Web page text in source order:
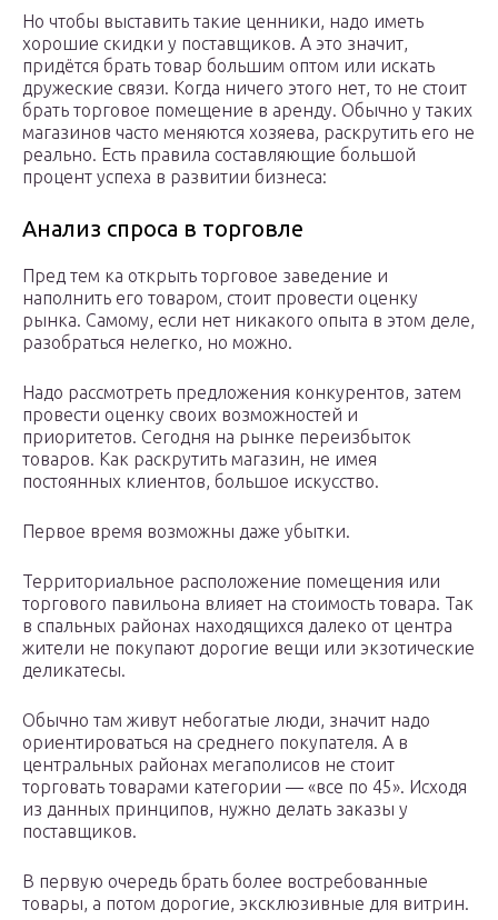
Но чтобы выставить такие ценники, надо иметь
хорошие скидки у поставщиков. А это значит,
придётся брать товар большим оптом или искать
дружеские связи. Когда ничего этого нет, то не стоит
брать торговое помещение в аренду. Обычно у таких
магазинов часто меняются хозяева, раскрутить его не
реально. Есть правила составляющие большой
процент успеха в развитии бизнеса:
Анализ спроса в торговле
Пред тем ка открыть торговое заведение и
наполнить его товаром, стоит провести оценку
рынка. Самому, если нет никакого опыта в этом деле,
разобраться нелегко, но можно.
Надо рассмотреть предложения конкурентов, затем
провести оценку своих возможностей и
приоритетов. Сегодня на рынке переизбыток
товаров. Как раскрутить магазин, не имея
постоянных клиентов, большое искусство.
Первое время возможны даже убытки.
Территориальное расположение помещения или
торгового павильона влияет на стоимость товара. Так
в спальных районах находящихся далеко от центра
жители не покупают дорогие вещи или экзотические
деликатесы.
Обычно там живут небогатые люди, значит надо
ориентироваться на среднего покупателя. А в
центральных районах мегаполисов не стоит
торговать товарами категории — «все по 45». Исходя
из данных принципов, нужно делать заказы у
поставщиков.
В первую очередь брать более востребованные
товары, а потом дорогие, эксклюзивные для витрин.